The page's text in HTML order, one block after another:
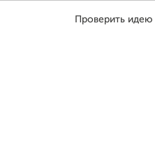
Проверить идею